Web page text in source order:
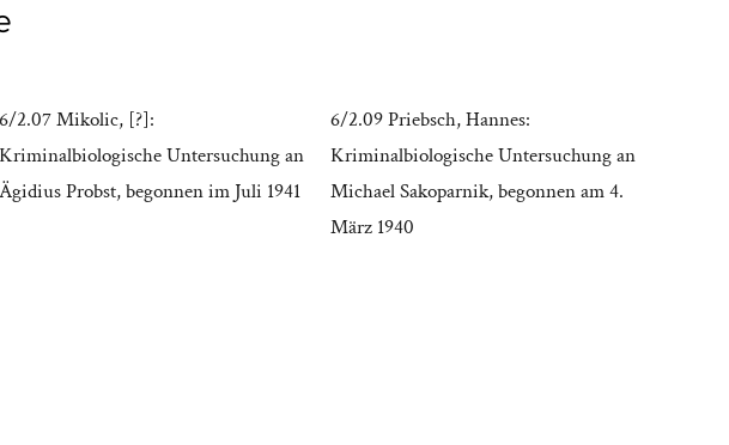
6/2.07 Mikolic, [?]:
Kriminalbiologische Untersuchung an
Ägidius Probst, begonnen im Juli 1941
6/2.09 Priebsch, Hannes:
Kriminalbiologische Untersuchung an
Michael Sakoparnik, begonnen am 4.
März 1940